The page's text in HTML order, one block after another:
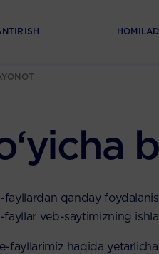
qanday
veb-saytimizning
fayllarimiz haqida